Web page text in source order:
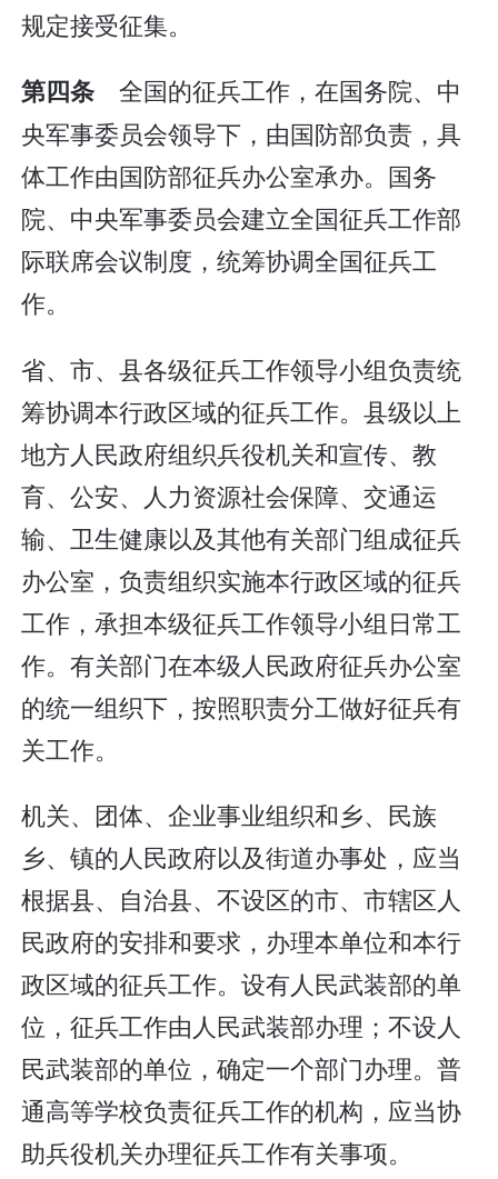
规定接受征集。
第四条 全国的征兵工作，在国务院、中
央军事委员会领导下，由国防部负责，具
体工作由国防部征兵办公室承办。国务
院、中央军事委员会建立全国征兵工作部
际联席会议制度，统筹协调全国征兵工
作。
省、市、县各级征兵工作领导小组负责统
筹协调本行政区域的征兵工作。县级以上
地方人民政府组织兵役机关和宣传、教
育、公安、人力资源社会保障、交通运
输、卫生健康以及其他有关部门组成征兵
办公室，负责组织实施本行政区域的征兵
工作，承担本级征兵工作领导小组日常工
作。有关部门在本级人民政府征兵办公室
的统一组织下，按照职责分工做好征兵有
关工作。
机关、团体、企业事业组织和乡、民族
乡、镇的人民政府以及街道办事处，应当
根据县、自治县、不设区的市、市辖区人
民政府的安排和要求，办理本单位和本行
政区域的征兵工作。设有人民武装部的单
位，征兵工作由人民武装部办理；不设人
民武装部的单位，确定一个部门办理。普
通高等学校负责征兵工作的机构，应当协
助兵役机关办理征兵工作有关事项。